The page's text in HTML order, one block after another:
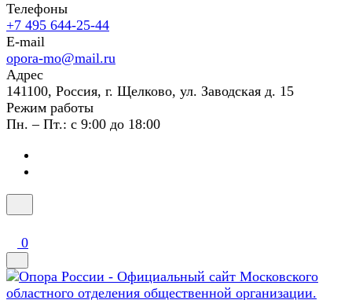
Телефоны
+7 495 644-25-44
E-mail
opora-mo@mail.ru
Адрес
141100, Россия, г. Щелково, ул. Заводская д. 15
Режим работы
Пн. – Пт.: с 9:00 до 18:00
0